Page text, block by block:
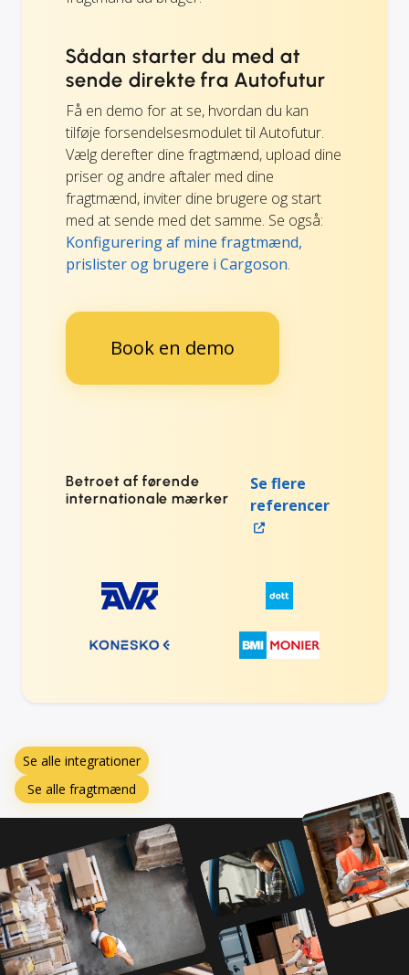
Sådan starter du med at
sende direkte fra Autofutur
Få en demo for at se, hvordan du kan
tilføje forsendelsesmodulet til Autofutur.
Vælg derefter dine fragtmænd, upload dine
priser og andre aftaler med dine
fragtmænd, inviter dine brugere og start
med at sende med det samme. Se også:
Konfigurering af mine fragtmænd,
prislister og brugere i Cargoson.
Book en demo
Betroet af førende
internationale mærker
Se flere
referencer
Se alle integrationer
Se alle fragtmænd